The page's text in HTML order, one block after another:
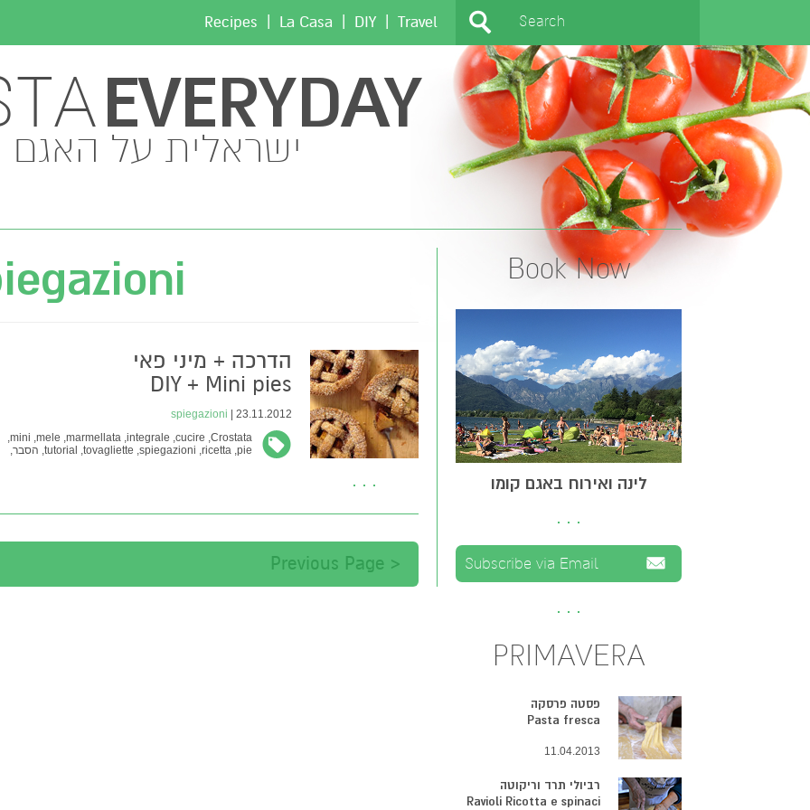
Travel
|
DIY
|
La Casa
|
Recipes
EVERYDAY
ישראלית על האגם
Book Now
לינה ואירוח באגם קומו
PRIMAVERA
פסטה פרסקה
Pasta fresca
11.04.2013
רביולי תרד וריקוטה
Ravioli Ricotta e spinaci
הדרכה + מיני פאי
DIY + Mini pies
23.11.2012 |
spiegazioni
Crostata,
cucire,
integrale,
marmellata,
mele,
mini,
pie,
ricetta,
spiegazioni,
tovagliette,
tutorial, הסבר,
< Previous Page